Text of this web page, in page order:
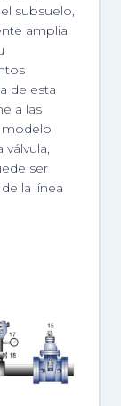
subsuelo,
amplia
de esta
a las
modelo
ser
la línea